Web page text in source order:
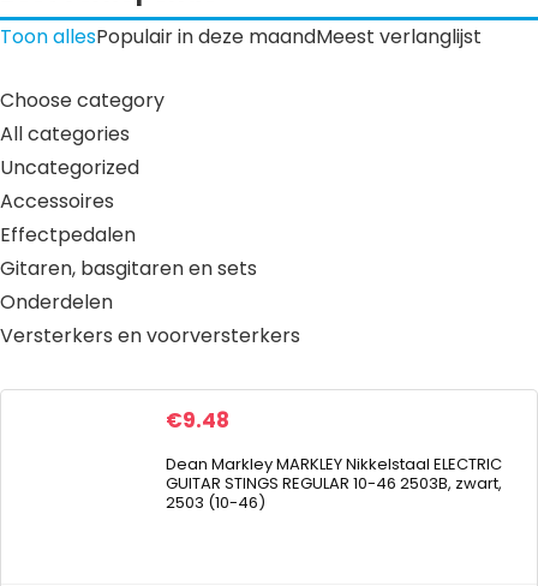
Toon allesPopulair in deze maandMeest verlanglijst
Choose category
All categories
Uncategorized
Accessoires
Effectpedalen
Gitaren, basgitaren en sets
Onderdelen
Versterkers en voorversterkers
€9.48
Dean Markley MARKLEY Nikkelstaal ELECTRIC
GUITAR STINGS REGULAR 10-46 2503B, zwart,
2503 (10-46)